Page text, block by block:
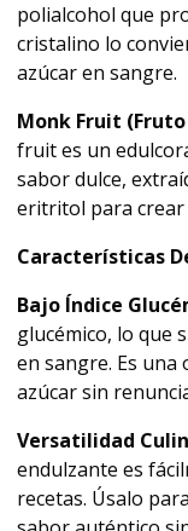
polialcohol que
cristalino lo
azúcar en sangre.
Monk Fruit
fruit es un
sabor dulce,
eritritol para crear
Características
Bajo Índice
glucémico, lo que
en sangre. Es
azúcar sin
Versatilidad
endulzante es
recetas. Úsalo